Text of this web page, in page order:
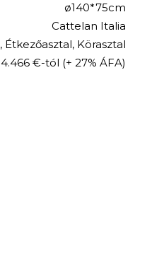
ø140*75cm
Cattelan Italia
, Étkezőasztal, Körasztal
4.466 €-tól (+ 27% ÁFA)